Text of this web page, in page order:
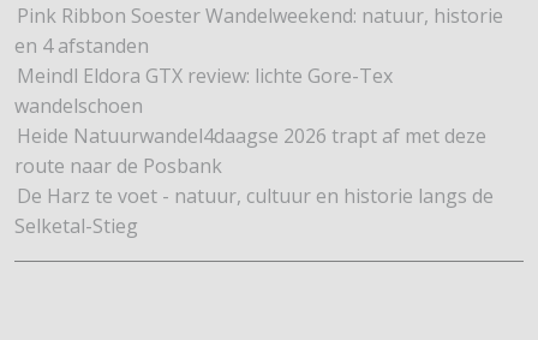
Pink Ribbon Soester Wandelweekend: natuur, historie
en 4 afstanden
Meindl Eldora GTX review: lichte Gore-Tex
wandelschoen
Heide Natuurwandel4daagse 2026 trapt af met deze
route naar de Posbank
De Harz te voet - natuur, cultuur en historie langs de
Selketal-Stieg